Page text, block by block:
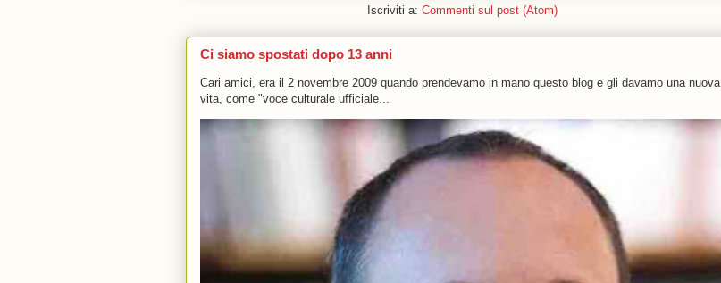
Iscriviti a: Commenti sul post (Atom)
Ci siamo spostati dopo 13 anni
Cari amici, era il 2 novembre 2009 quando prendevamo in mano questo blog e gli davamo una nuova
vita, come "voce culturale ufficiale...